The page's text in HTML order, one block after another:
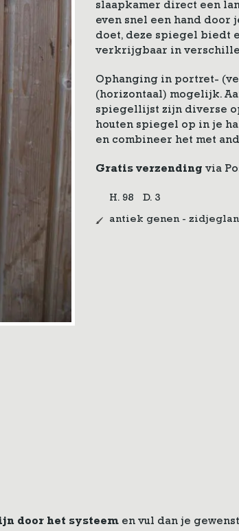
slaapkamer direct een
even snel een hand door
doet, deze spiegel biedt
verkrijgbaar in
Ophanging in portret-
(horizontaal) mogelijk.
spiegellijst zijn diverse
houten spiegel op in je
en combineer het met
Gratis verzending via
H. 98 D. 3
antiek genen -
door het systeem en vul dan je